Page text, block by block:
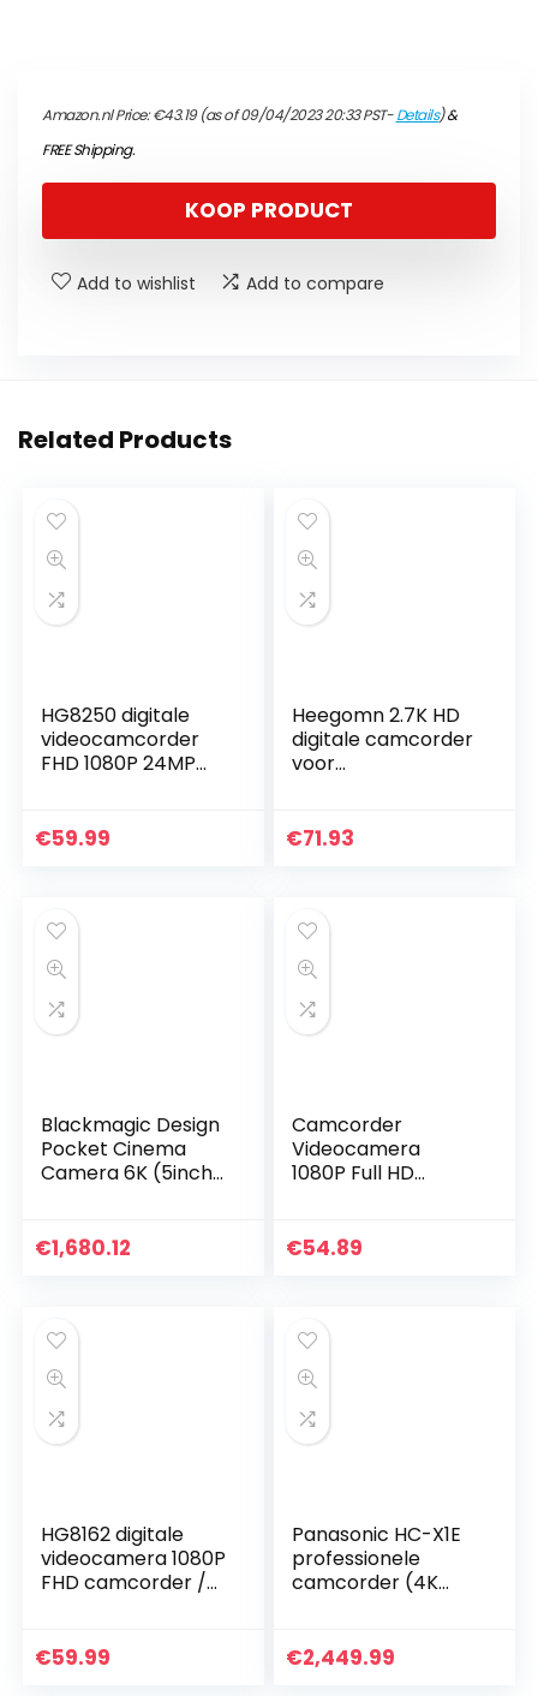
Amazon.nl Price:€43.19(as of 09/04/2023 20:33 PST-Details)&
FREE Shipping.
KOOP PRODUCT
Add to wishlist Add to compare
Related Products
HG8250 digitale
videocamcorder
FHD 1080P 24MP
screen
€59.99
Heegomn 2.7K HD
digitale camcorder
voor
1520P videocamera
€71.93
Blackmagic Design
Pocket Cinema
Camera 6K (5inch
opname, inclusief
€1,680.12
Camcorder
Videocamera
1080P Full HD
Nachtzicht 16x
€54.89
HG8162 digitale
videocamera 1080P
FHD camcorder /
graden draaibare
€59.99
Panasonic HC-X1E
professionele
camcorder (4K
24mm LEICA
€2,449.99